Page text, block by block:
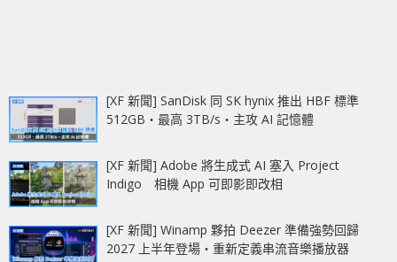
[XF 新聞] SanDisk 同 SK hynix 推出 HBF 標準
512GB‧最高 3TB/s‧主攻 AI 記憶體
[XF 新聞] Adobe 將生成式 AI 塞入 Project
Indigo 相機 App 可即影即改相
[XF 新聞] Winamp 夥拍 Deezer 準備強勢回歸
2027 上半年登場‧重新定義串流音樂播放器